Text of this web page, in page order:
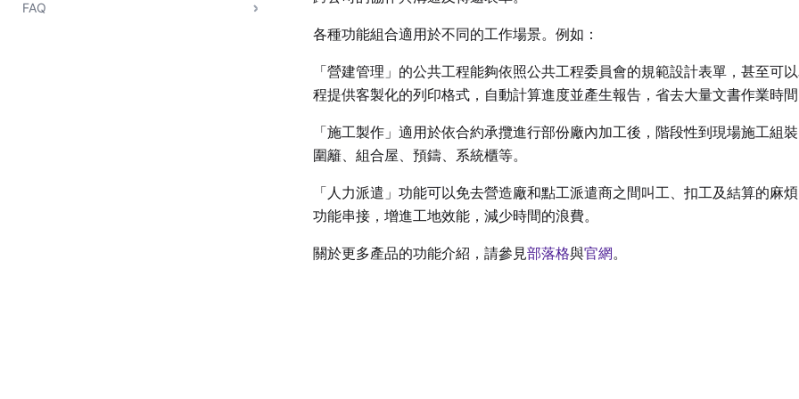
FAQ
各種功能組合適用於不同的工作場景。例如：
「營建管理」的公共工程能夠依照公共工程委員會的規範設計表單，甚至可
程提供客製化的列印格式，自動計算進度並產生報告，省去大量文書作業時
「施工製作」適用於依合約承攬進行部份廠內加工後，階段性到現場施工組
圍籬、組合屋、預鑄、系統櫃等。
「人力派遣」功能可以免去營造廠和點工派遣商之間叫工、扣工及結算的麻
功能串接，增進工地效能，減少時間的浪費。
關於更多產品的功能介紹，請參見部落格與官網。